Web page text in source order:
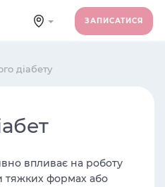
ЗАПИСАТИСЯ
діабету
впливає на роботу
тяжких формах або